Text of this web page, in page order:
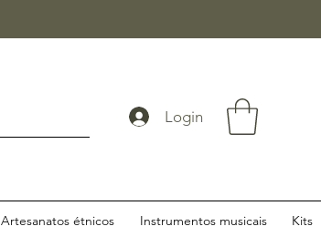
Login
Artesanatos étnicos Instrumentos musicais Kits